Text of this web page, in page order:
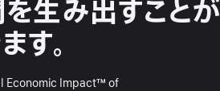
生み出すことが
す。
Economic Impact™ of